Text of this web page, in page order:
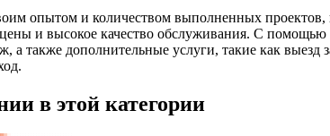
опытом и количеством выполненных
и высокое качество обслуживания. С
а также дополнительные услуги, такие как
в этой категории